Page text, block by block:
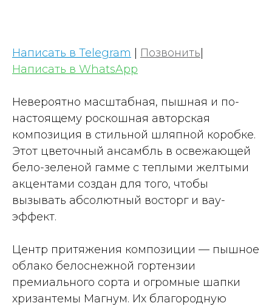
Написать в Telegram | Позвонить|
Написать в WhatsApp
Невероятно масштабная, пышная и по-
настоящему роскошная авторская
композиция в стильной шляпной коробке.
Этот цветочный ансамбль в освежающей
бело-зеленой гамме с теплыми желтыми
акцентами создан для того, чтобы
вызывать абсолютный восторг и вау-
эффект.
Центр притяжения композиции — пышное
облако белоснежной гортензии
премиального сорта и огромные шапки
хризантемы Магнум. Их благородную